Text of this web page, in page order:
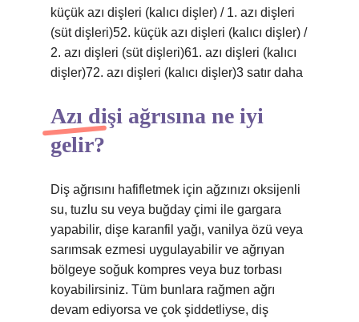
küçük azı dişleri (kalıcı dişler) / 1. azı dişleri
(süt dişleri)52. küçük azı dişleri (kalıcı dişler) /
2. azı dişleri (süt dişleri)61. azı dişleri (kalıcı
dişler)72. azı dişleri (kalıcı dişler)3 satır daha
Azı dişi ağrısına ne iyi
gelir?
Diş ağrısını hafifletmek için ağzınızı oksijenli
su, tuzlu su veya buğday çimi ile gargara
yapabilir, dişe karanfil yağı, vanilya özü veya
sarımsak ezmesi uygulayabilir ve ağrıyan
bölgeye soğuk kompres veya buz torbası
koyabilirsiniz. Tüm bunlara rağmen ağrı
devam ediyorsa ve çok şiddetliyse, diş